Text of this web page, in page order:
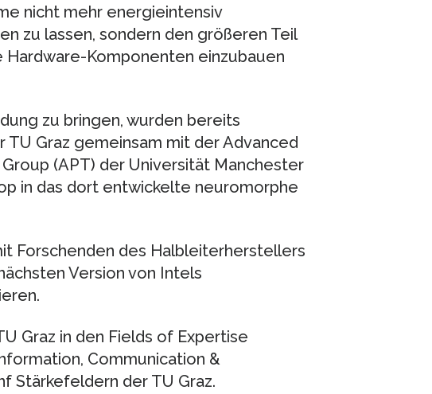
nicht mehr energieintensiv
zu lassen, sondern den größeren Teil
Komponenten einzubauen
zu bringen, wurden bereits
Graz gemeinsam mit der Advanced
(APT) der Universität Manchester
in das dort entwickelte neuromorphe
Forschenden des Halbleiterherstellers
Version von Intels
Graz in den Fields of Expertise
Communication &
Stärkefeldern der TU Graz.